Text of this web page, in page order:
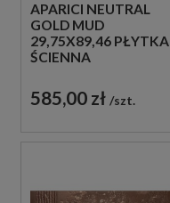
APARICI NEUTRAL
GOLD MUD
29,75X89,46 PŁYTKA
ŚCIENNA
585,00 zł szt.